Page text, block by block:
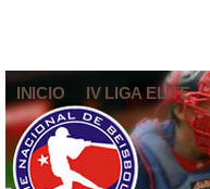
INICIO IV LIGA ELITE